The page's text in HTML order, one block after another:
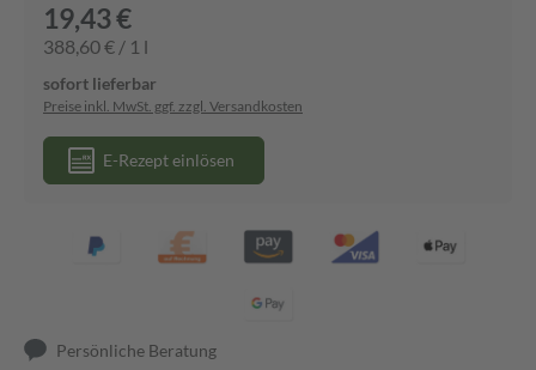
19,43 €
388,60 € / 1 l
sofort lieferbar
Preise inkl. MwSt. ggf. zzgl. Versandkosten
E-Rezept einlösen
Persönliche Beratung